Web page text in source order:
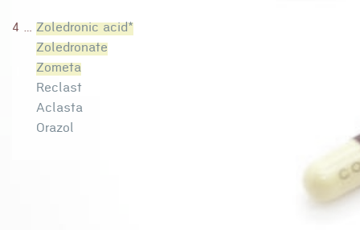
4 ... Zoledronic acid*
Zoledronate
Zometa
Reclast
Aclasta
Orazol